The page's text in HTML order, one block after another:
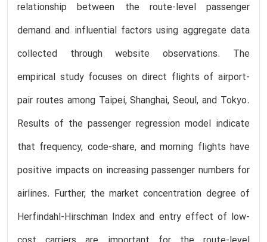
relationship between the route-level passenger
demand and influential factors using aggregate data
collected through website observations. The
empirical study focuses on direct flights of airport-
pair routes among Taipei, Shanghai, Seoul, and Tokyo.
Results of the passenger regression model indicate
that frequency, code-share, and morning flights have
positive impacts on increasing passenger numbers for
airlines. Further, the market concentration degree of
Herfindahl-Hirschman Index and entry effect of low-